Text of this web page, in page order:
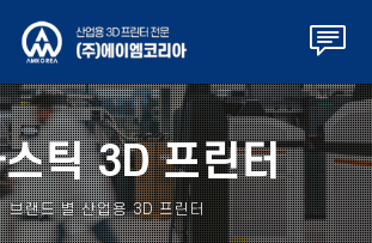
틱 3D 프린터
브랜드 별 산업용 3D 프린터